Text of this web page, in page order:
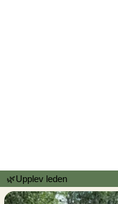
🌿Upplev leden